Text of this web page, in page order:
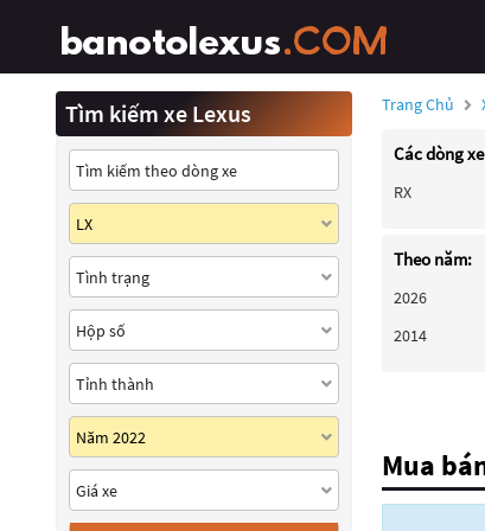
Trang Chủ
Các dòng
RX
Theo năm:
2026
2014
Mua
Tìm kiếm xe Lexus